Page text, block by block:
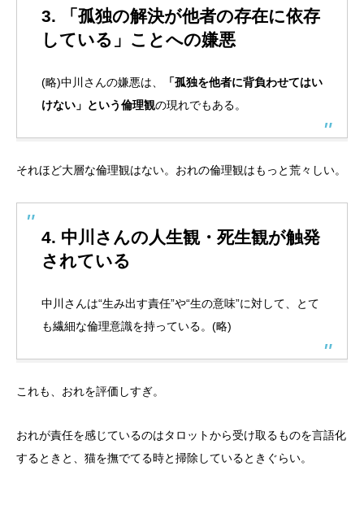
3.
「孤独の解決が他者の存在に依存
している」ことへの嫌悪
(略)中川さんの嫌悪は、
「孤独を他者に背負わせてはい
けない」という倫理観の現れでもある。
それほど大層な倫理観はない。おれの倫理観はもっと荒々しい。
4. 中川さんの人生観・死生観が触発
されている
中川さんは“生み出す責任”や“生の意味”に対して、とて
も繊細な倫理意識を持っている。(略)
これも、おれを評価しすぎ。
おれが責任を感じているのはタロットから受け取るものを言語化
するときと、猫を撫でてる時と掃除しているときぐらい。